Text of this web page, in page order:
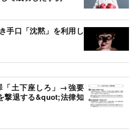
手口「沈黙」を利用し
「土下座しろ」→強要
撃退する&quot;法律知